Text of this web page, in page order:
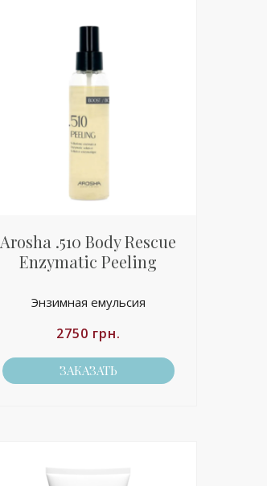
Arosha .510 Body Rescue
Enzymatic Peeling
Энзимная емульсия
2750 грн.
ЗАКАЗАТЬ